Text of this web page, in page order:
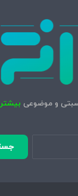
و موضوعی بیشتر
جستجو
برای: